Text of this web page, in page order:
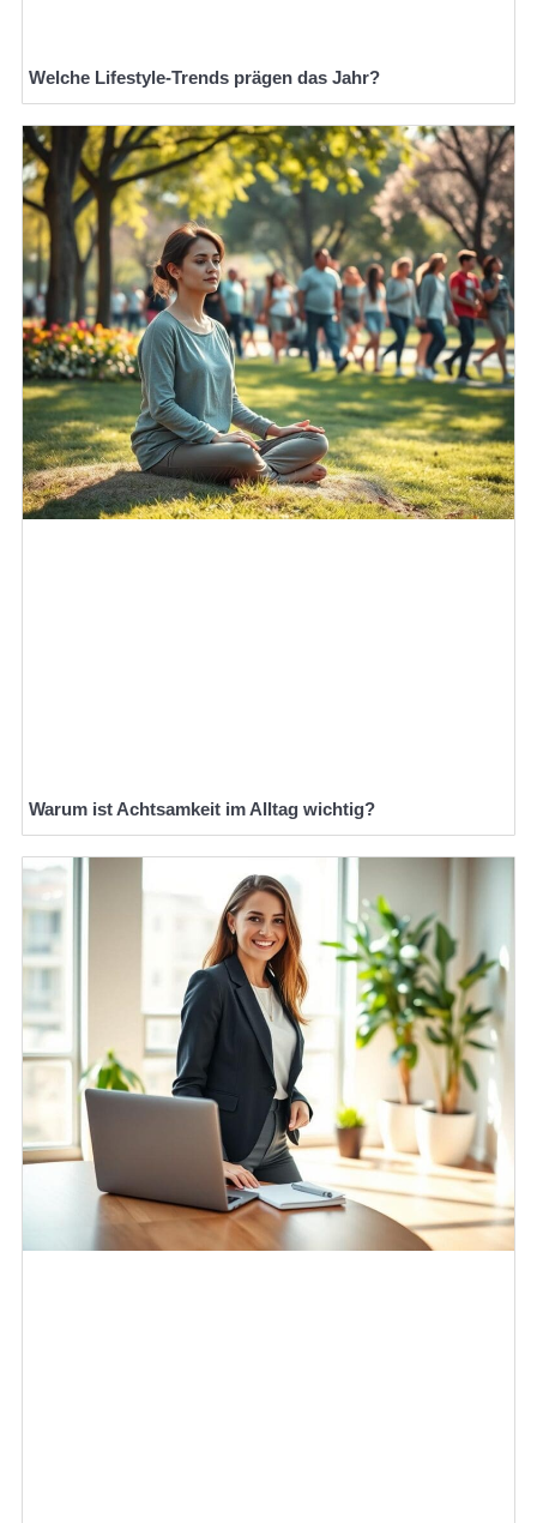
Welche Lifestyle-Trends prägen das Jahr?
Warum ist Achtsamkeit im Alltag wichtig?